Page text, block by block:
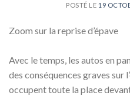
POSTÉ LE 19
Zoom sur la reprise d’épave
Avec le temps, les autos en
des conséquences graves sur
occupent toute la place